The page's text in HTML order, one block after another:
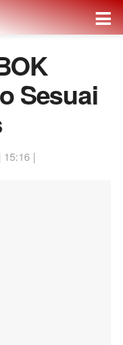
Sesuai
15:16 |